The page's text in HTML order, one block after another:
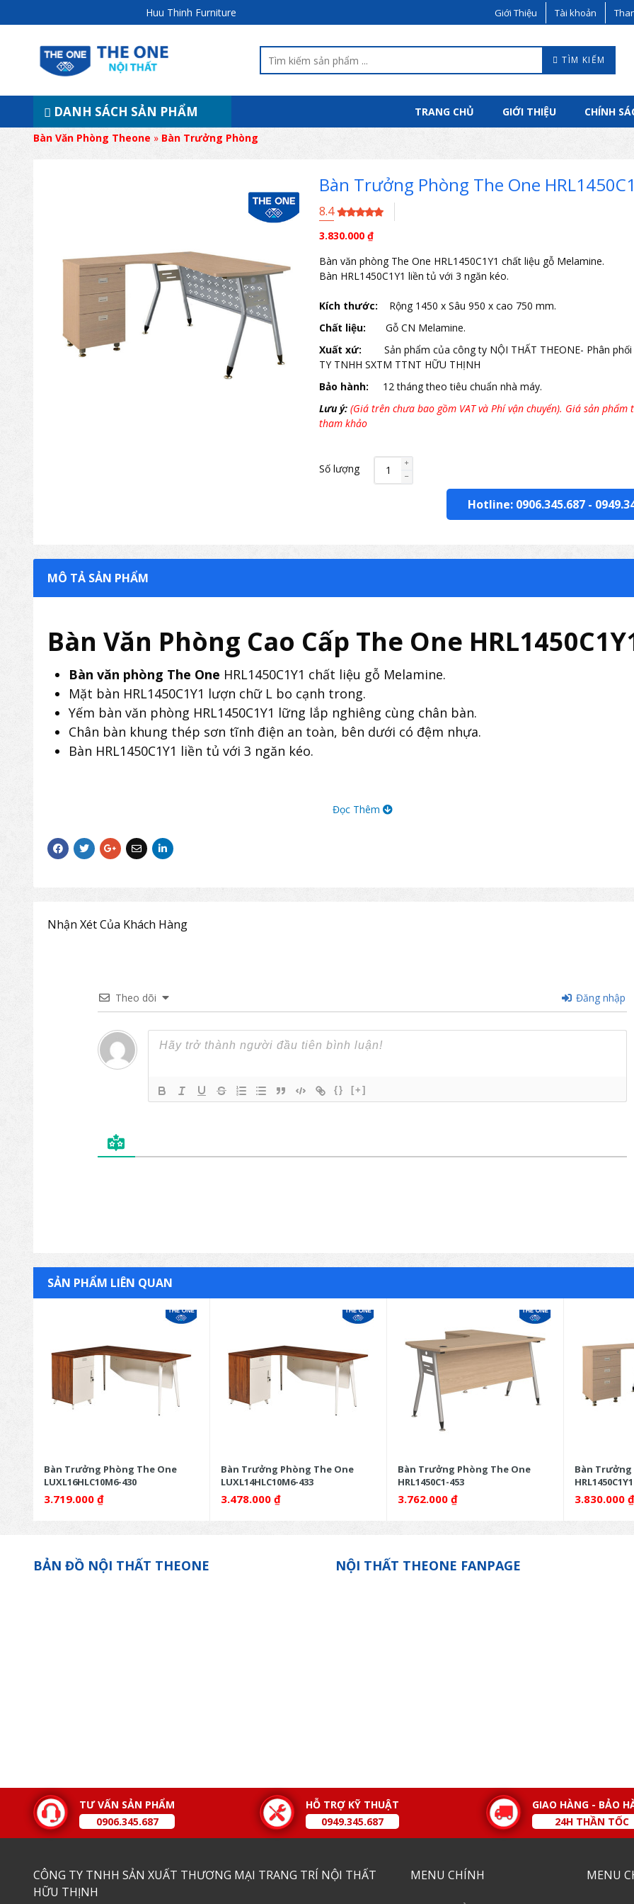
Huu Thinh Furniture Giới Thiệu Tài khoản
TÌM KIẾM
DANH SÁCH SẢN PHẨM TRANG CHỦ GIỚI THIỆU
CHÍNH
Bàn Văn Phòng Theone » Bàn Trưởng Phòng
Bàn Trưởng Phòng The One
8.4
3.830.000₫
Bàn văn phòng The One HRL1450C1Y1 chất liệu gỗ Melamine.
Bàn HRL1450C1Y1 liền tủ với 3 ngăn kéo.
Kích thước: Rộng 1450 x Sâu 950 x cao 750 mm.
Chất liệu:
Gỗ CN Melamine.
Xuất xứ:
Sản phẩm của công ty NỘI THẤT THEONE- Phân phối
TY TNHH SXTM TTNT HỮU THỊNH
Bảo hành:
12 tháng theo tiêu chuẩn nhà máy.
Lưu ý: (Giá trên chưa bao gồm VAT và Phí vận chuyển). Giá sản phẩm
tham khảo
Số lượng
Hotline: 0906.345.687 -
MÔ TẢ SẢN PHẨM
Bàn Văn Phòng Cao Cấp The One
Bàn văn phòng The One HRL1450C1Y1 chất liệu gỗ Melamine.
Mặt bàn HRL1450C1Y1 lượn chữ L bo cạnh trong.
Yếm bàn văn phòng HRL1450C1Y1 lững lắp nghiêng cùng chân bàn.
Chân bàn khung thép sơn tĩnh điện an toàn, bên dưới có đệm nhựa.
Bàn HRL1450C1Y1 liền tủ với 3 ngăn kéo.
Đọc Thêm
Nhận Xét Của Khách Hàng
Theo dõi Đăng nhập
{} [+]
SẢN PHẨM LIÊN QUAN
Bàn Trưởng Phòng The One
LUXL16HLC10M6-430
3.719.000 ₫
Bàn Trưởng Phòng The One
LUXL14HLC10M6-433
3.478.000 ₫
Bàn Trưởng Phòng The One
HRL1450C1-453
3.762.000 ₫
Bàn Trưởng
3.830.000 ₫
BẢN ĐỒ NỘI THẤT THEONE NỘI THẤT THEONE FANPAGE
TƯ VẤN SẢN PHẨM
0906.345.687
HỖ TRỢ KỸ THUẬT
0949.345.687
GIAO HÀNG - BẢO
24H THẦN TỐC
CÔNG TY TNHH SẢN XUẤT THƯƠNG MẠI TRANG TRÍ NỘI THẤT
HỮU THỊNH
MENU CHÍNH MENU